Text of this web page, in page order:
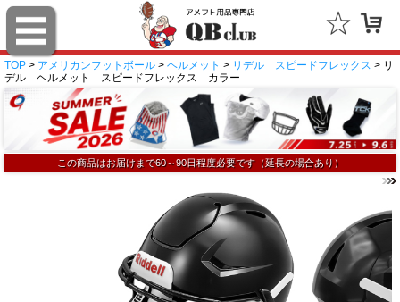
TOP > アメリカンフットボール > ヘルメット > リデル スピードフレックス > リ
デル ヘルメット スピードフレックス カラー
この商品はお届けまで60～90日程度必要です（延長の場合あり）